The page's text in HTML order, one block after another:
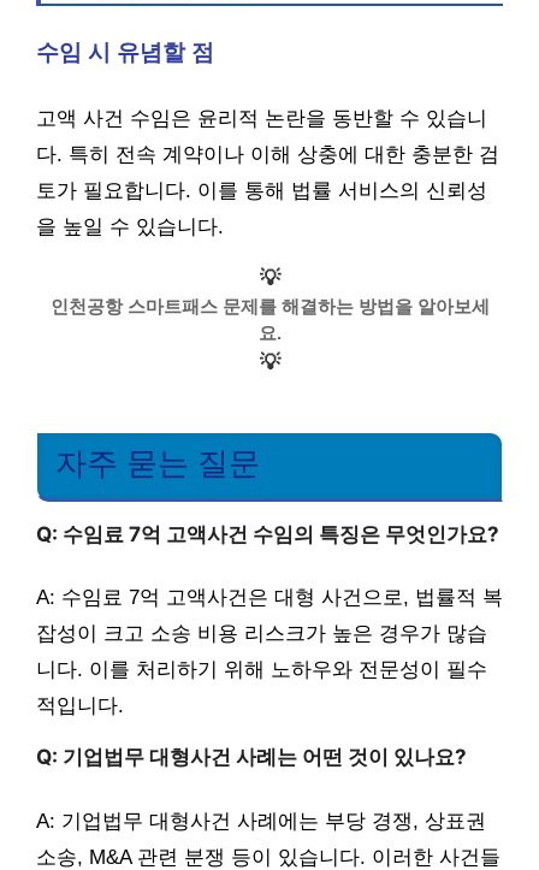
수임 시 유념할 점
고액 사건 수임은 윤리적 논란을 동반할 수 있습니
다. 특히 전속 계약이나 이해 상충에 대한 충분한 검
토가 필요합니다. 이를 통해 법률 서비스의 신뢰성
을 높일 수 있습니다.
💡
인천공항 스마트패스 문제를 해결하는 방법을 알아보세
요.
💡
자주 묻는 질문
Q: 수임료 7억 고액사건 수임의 특징은 무엇인가요?
A: 수임료 7억 고액사건은 대형 사건으로, 법률적 복
잡성이 크고 소송 비용 리스크가 높은 경우가 많습
니다. 이를 처리하기 위해 노하우와 전문성이 필수
적입니다.
Q: 기업법무 대형사건 사례는 어떤 것이 있나요?
A: 기업법무 대형사건 사례에는 부당 경쟁, 상표권
소송, M&A 관련 분쟁 등이 있습니다. 이러한 사건들